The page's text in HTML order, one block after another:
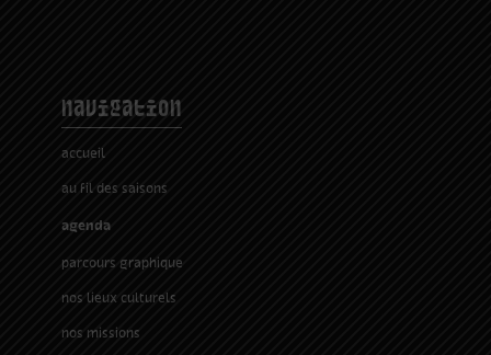
navigation
accueil
au fil des saisons
agenda
parcours graphique
nos lieux culturels
nos missions